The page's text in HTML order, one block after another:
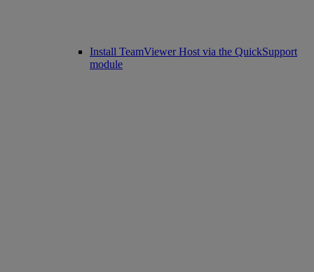
Install TeamViewer Host via the QuickSupport
module